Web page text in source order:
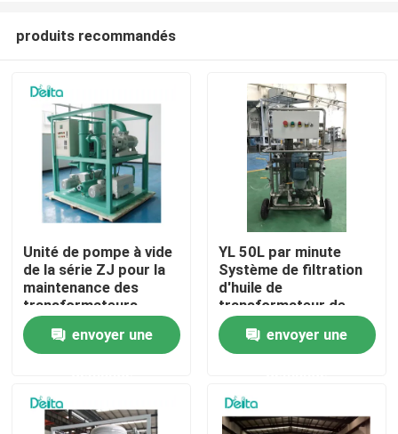
À la maison
Vidéos
produits recommandés
Unité de pompe à vide
de la série ZJ pour la
maintenance des
transformateurs
envoyer une
YL 50L par minute
Système de filtration
d'huile de
transformateur de
haute précision de
type mobileenvoyer une